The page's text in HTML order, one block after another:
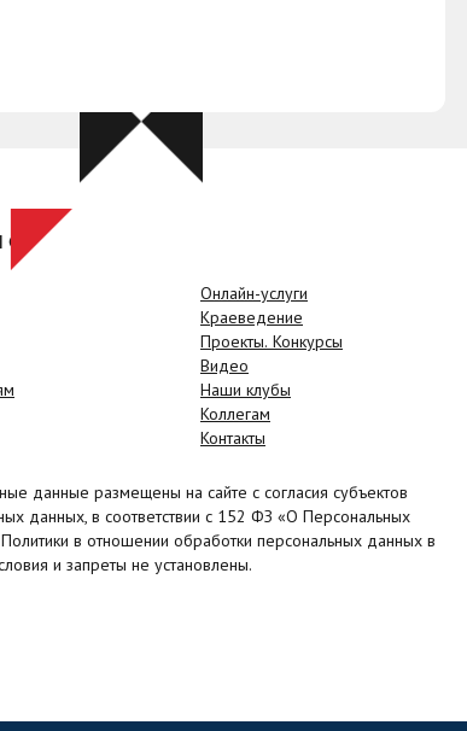
Онлайн-услуги
Краеведение
Проекты. Конкурсы
Видео
Наши клубы
Коллегам
Контакты
данные размещены на сайте с согласия субъектов
данных, в соответствии с 152 ФЗ «О Персональных
в отношении обработки персональных данных в
и запреты не установлены.